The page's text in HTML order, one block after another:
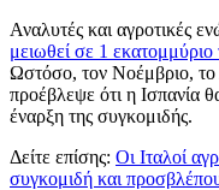
Αναλυτές και αγροτικές
μειωθεί σε 1 εκατομμύριο
Ωστόσο, τον Νοέμβριο, το
προέβλεψε ότι η Ισπανία
έναρξη της συγκομιδής.
Δείτε επίσης: Οι Ιταλοί
συγκομιδή και